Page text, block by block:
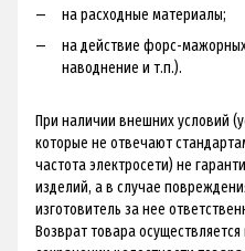
на расходные материалы;
на действие форс-
наводнение и т.п.).
При наличии внешних условий
которые не отвечают
частота электросети) не
изделий, а в случае
изготовитель за нее
Возврат товара